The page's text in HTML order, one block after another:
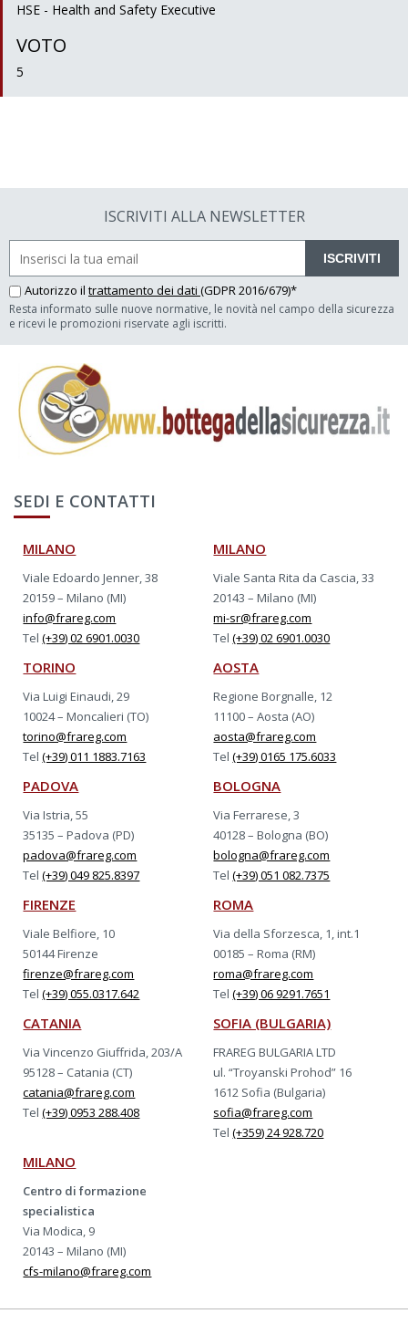
HSE - Health and Safety Executive
VOTO
5
ISCRIVITI ALLA NEWSLETTER
ISCRIVITI
Autorizzo il trattamento dei dati (GDPR 2016/679)*
Resta informato sulle nuove normative, le novità nel campo della sicurezza
e ricevi le promozioni riservate agli iscritti.
SEDI E CONTATTI
MILANO
Viale Edoardo Jenner, 38
20159 – Milano (MI)
info@frareg.com
Tel(+39) 02 6901.0030
MILANO
Viale Santa Rita da Cascia, 33
20143 – Milano (MI)
mi-sr@frareg.com
Tel(+39) 02 6901.0030
TORINO
Via Luigi Einaudi, 29
10024 – Moncalieri (TO)
torino@frareg.com
Tel(+39) 011 1883.7163
AOSTA
Regione Borgnalle, 12
11100 – Aosta (AO)
aosta@frareg.com
Tel(+39) 0165 175.6033
PADOVA
Via Istria, 55
35135 – Padova (PD)
padova@frareg.com
Tel(+39) 049 825.8397
BOLOGNA
Via Ferrarese, 3
40128 – Bologna (BO)
bologna@frareg.com
Tel(+39) 051 082.7375
FIRENZE
Viale Belfiore, 10
50144 Firenze
firenze@frareg.com
Tel(+39) 055.0317.642
ROMA
Via della Sforzesca, 1, int.1
00185 – Roma (RM)
roma@frareg.com
Tel(+39) 06 9291.7651
CATANIA
Via Vincenzo Giuffrida, 203/A
95128 – Catania (CT)
catania@frareg.com
Tel(+39) 0953 288.408
SOFIA (BULGARIA)
FRAREG BULGARIA LTD
ul. “Troyanski Prohod” 16
1612 Sofia (Bulgaria)
sofia@frareg.com
Tel(+359) 24 928.720
MILANO
Centro di formazione
specialistica
Via Modica, 9
20143 – Milano (MI)
cfs-milano@frareg.com